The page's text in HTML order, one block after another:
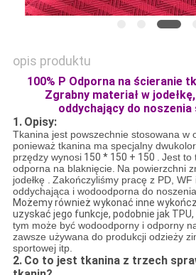
opis produktu
100% P Odporna na ścieranie
Zgrabny materiał w
oddychający do
1. Opisy:
Tkanina jest powszechnie stosowana w
ponieważ tkanina ma specjalny
przędzy wynosi150 * 150 + 150 . Jest to
odporna na blaknięcie. Na powierzchni
jodełkę . Zakończyliśmy pracę z PD, WF
oddychająca i wodoodporna do
Możemy również wykonać inne
uzyskać jego funkcje, podobnie jak
tym może być wodoodporny i odporny
zawsze używana do produkcji odzieży
sportowej itp.
2. Co to jest tkanina z trzech